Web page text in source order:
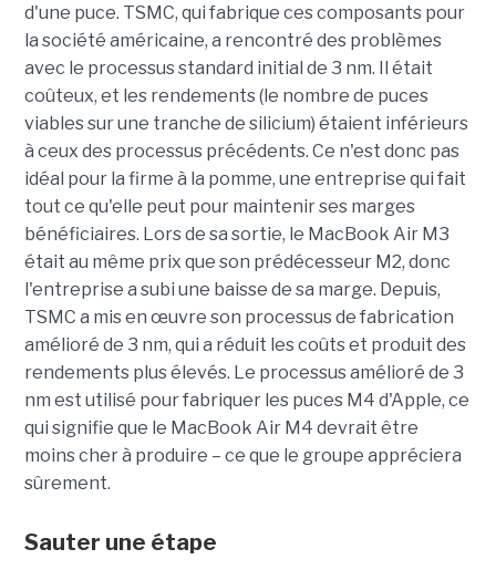
d'une puce. TSMC, qui fabrique ces composants pour
la société américaine, a rencontré des problèmes
avec le processus standard initial de 3 nm. Il était
coûteux, et les rendements (le nombre de puces
viables sur une tranche de silicium) étaient inférieurs
à ceux des processus précédents. Ce n'est donc pas
idéal pour la firme à la pomme, une entreprise qui fait
tout ce qu'elle peut pour maintenir ses marges
bénéficiaires. Lors de sa sortie, le MacBook Air M3
était au même prix que son prédécesseur M2, donc
l'entreprise a subi une baisse de sa marge. Depuis,
TSMC a mis en œuvre son processus de fabrication
amélioré de 3 nm, qui a réduit les coûts et produit des
rendements plus élevés. Le processus amélioré de 3
nm est utilisé pour fabriquer les puces M4 d'Apple, ce
qui signifie que le MacBook Air M4 devrait être
moins cher à produire – ce que le groupe appréciera
sûrement.
Sauter une étape